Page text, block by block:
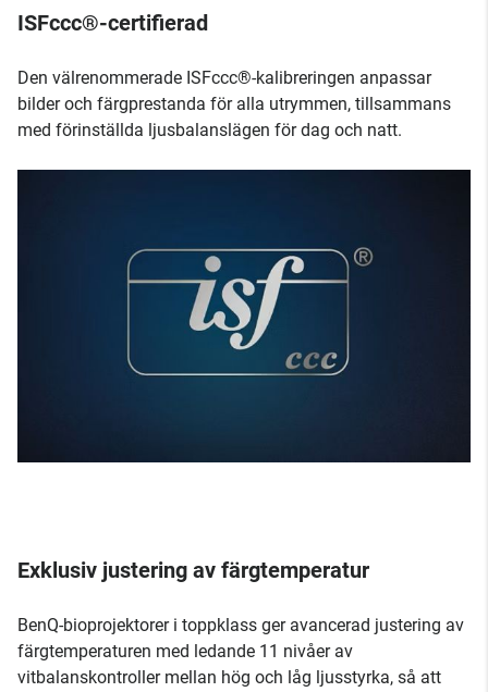
ISFccc®-certifierad
Den välrenommerade ISFccc®-kalibreringen anpassar
bilder och färgprestanda för alla utrymmen, tillsammans
med förinställda ljusbalanslägen för dag och natt.
Exklusiv justering av färgtemperatur
BenQ-bioprojektorer i toppklass ger avancerad justering av
färgtemperaturen med ledande 11 nivåer av
vitbalanskontroller mellan hög och låg ljusstyrka, så att